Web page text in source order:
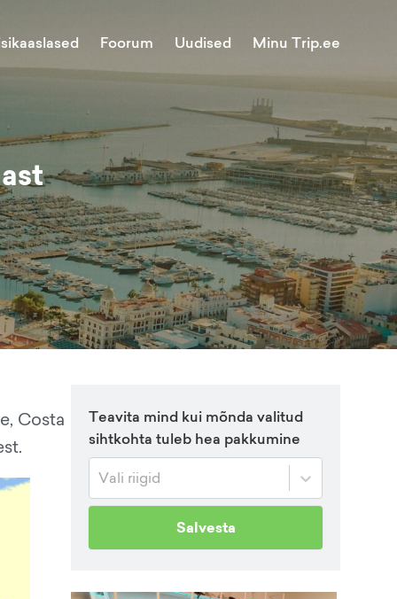
Foorum Uudised Minu Trip.ee
Costa
Teavita mind kui mõnda valitud
sihtkohta tuleb hea pakkumine
Vali riigid
Salvesta